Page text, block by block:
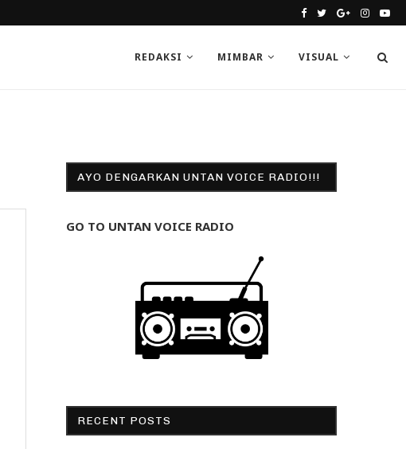
REDAKSI MIMBAR VISUAL
AYO DENGARKAN UNTAN VOICE RADIO!!!
GO TO UNTAN VOICE RADIO
RECENT POSTS